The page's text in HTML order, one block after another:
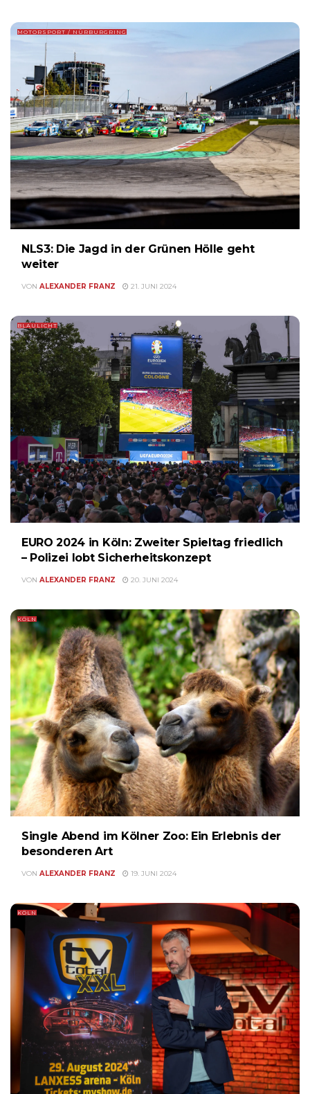
MOTORSPORT / NÜRBURGRING
NLS3: Die Jagd in der Grünen Hölle geht
weiter
VON ALEXANDER FRANZ 21. JUNI 2024
BLAULICHT
EURO 2024 in Köln: Zweiter Spieltag friedlich
– Polizei lobt Sicherheitskonzept
VON ALEXANDER FRANZ 20. JUNI 2024
KÖLN
Single Abend im Kölner Zoo: Ein Erlebnis der
besonderen Art
VON ALEXANDER FRANZ 19. JUNI 2024
KÖLN